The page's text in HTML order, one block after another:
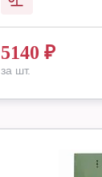
5140 ₽
за шт.